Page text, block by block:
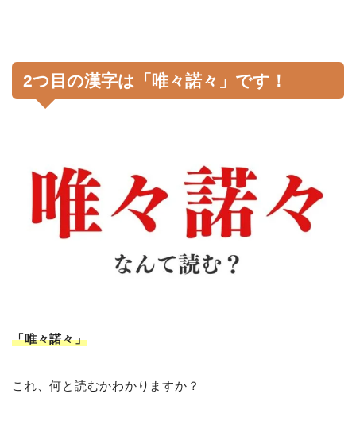
2つ目の漢字は「唯々諾々」です！
「唯々諾々」
これ、何と読むかわかりますか？